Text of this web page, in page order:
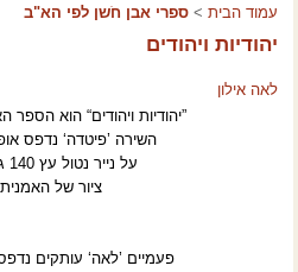
עמוד הבית > ספרי אבן חֹשן לפי הא"ב
יהודיות ויהודים
לאה אילון
”יהודיות ויהודים“ הוא
השירה ’פיטדה‘ נדפס
על נייר נטול עץ140 גרם
ציור של
פעמיים ’לאה‘ עותקים